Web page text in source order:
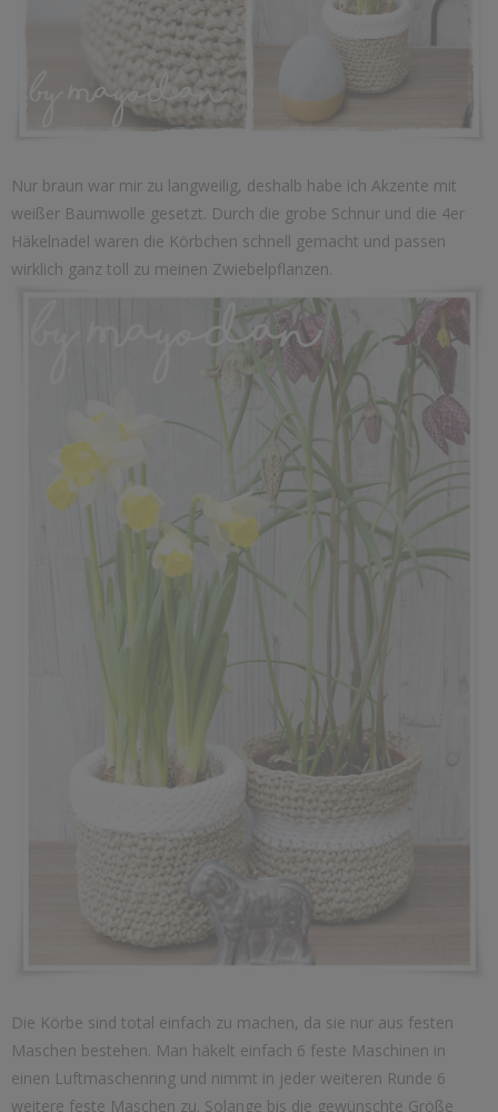
Nur braun war mir zu langweilig, deshalb habe ich Akzente mit
weißer Baumwolle gesetzt. Durch die grobe Schnur und die 4er
Häkelnadel waren die Körbchen schnell gemacht und passen
wirklich ganz toll zu meinen Zwiebelpflanzen.
Die Körbe sind total einfach zu machen, da sie nur aus festen
Maschen bestehen. Man häkelt einfach 6 feste Maschinen in
einen Luftmaschenring und nimmt in jeder weiteren Runde 6
weitere feste Maschen zu. Solange bis die gewünschte Größe